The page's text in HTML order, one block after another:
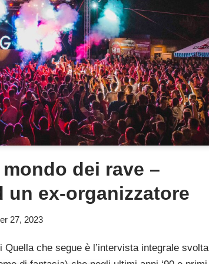
dei rave –
un ex-organizzatore
27, 2023
Quella che segue è l’intervista integrale svolta